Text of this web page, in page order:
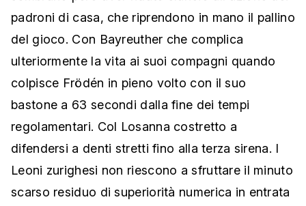
padroni di casa, che riprendono in mano il pallino
del gioco. Con Bayreuther che complica
ulteriormente la vita ai suoi compagni quando
colpisce Frödén in pieno volto con il suo
bastone a 63 secondi dalla fine dei tempi
regolamentari. Col Losanna costretto a
difendersi a denti stretti fino alla terza sirena. I
Leoni zurighesi non riescono a sfruttare il minuto
scarso residuo di superiorità numerica in entrata